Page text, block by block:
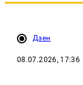
Дзен
08.07.2026, 17:36